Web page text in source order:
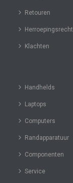
Retouren
Herroepingsrecht
Klachten
Handhelds
Laptops
Computers
Randapparatuur
Componenten
Service